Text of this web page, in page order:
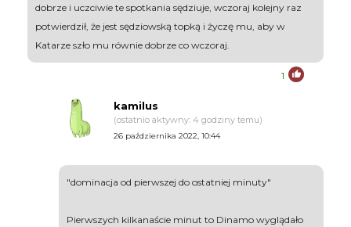
dobrze i uczciwie te spotkania sędziuje, wczoraj kolejny raz
potwierdził, że jest sędziowską topką i życzę mu, aby w
Katarze szło mu równie dobrze co wczoraj.
1
kamilus
(ostatnio aktywny: 4 godziny temu)
26 października 2022, 10:44
"dominacja od pierwszej do ostatniej minuty"
Pierwszych kilkanaście minut to Dinamo wyglądało